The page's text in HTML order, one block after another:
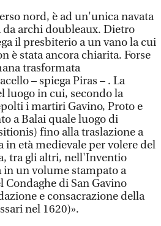
nord, è ad un'unica navata
da archi doubleaux. Dietro
il presbiterio a un vano la cui
è stata ancora chiarita. Forse
trasformata
– spiega Piras – . La
luogo in cui, secondo la
i martiri Gavino, Proto e
a Balai quale luogo di
fino alla traslazione a
in età medievale per volere del
tra gli altri, nell'Inventio
un volume stampato a
Condaghe di San Gavino
e consacrazione della
nel 1620)».